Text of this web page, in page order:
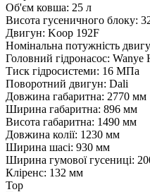
Об'єм ковша: 25 л
Висота гусеничного блоку:
Двигун: Koop 192F
Номінальна потужність
Головний гідронасос: Wanye
Тиск гідросистеми: 16 МПа
Поворотний двигун: Dali
Довжина габаритна: 2770 мм
Ширина габаритна: 896 мм
Висота габаритна: 1490 мм
Довжина колії: 1230 мм
Ширина шасі: 930 мм
Ширина гумової гусениці:
Кліренс: 132 мм
Top